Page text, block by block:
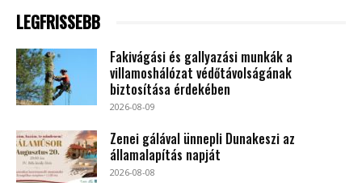
LEGFRISSEBB
Fakivágási és gallyazási munkák a
villamoshálózat védőtávolságának
biztosítása érdekében
2026-08-09
Zenei gálával ünnepli Dunakeszi az
államalapítás napját
2026-08-08